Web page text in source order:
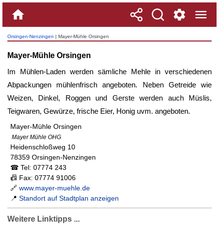
Orsingen-Nenzingen | Mayer-Mühle Orsingen
Mayer-Mühle Orsingen
Im Mühlen-Laden werden sämliche Mehle in verschiedenen
Abpackungen mühlenfrisch angeboten. Neben Getreide wie
Weizen, Dinkel, Roggen und Gerste werden auch Müslis,
Teigwaren, Gewürze, frische Eier, Honig uvm. angeboten.
Mayer-Mühle Orsingen
Mayer Mühle OHG
Heidenschloßweg 10
78359 Orsingen-Nenzingen
☎ Tel: 07774 243
📠 Fax: 07774 91006
🔗 www.mayer-muehle.de
📍 Standort auf Stadtplan anzeigen
Weitere Linktipps ...